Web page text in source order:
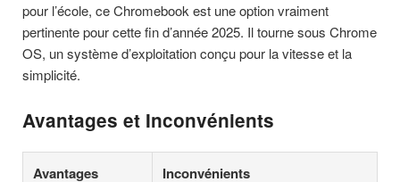
pour l’école, ce Chromebook est une option vraiment
pertinente pour cette fin d’année 2025. Il tourne sous Chrome
OS, un système d’exploitation conçu pour la vitesse et la
simplicité.
Avantages et Inconvénients
Avantages Inconvénients